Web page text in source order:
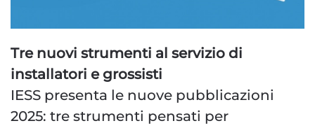
Tre nuovi strumenti al servizio di
installatori e grossisti
IESS presenta le nuove pubblicazioni
2025: tre strumenti pensati per